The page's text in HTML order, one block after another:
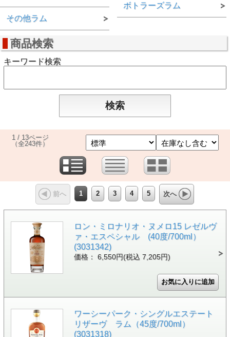
その他ラム
ボトラーズラム
商品検索
キーワード検索
1 / 13ページ
（全243件）
前へ 1 2 3 4 5 次へ
ロン・ミロナリオ・ヌメロ15 レゼルヴ
ァ・エスペシャル (40度/700ml）
(3031342)
価格： 6,550円(税込 7,205円)
ワーシーパーク・シングルエステート
リザーヴ ラム（45度/700ml）
(3031318)